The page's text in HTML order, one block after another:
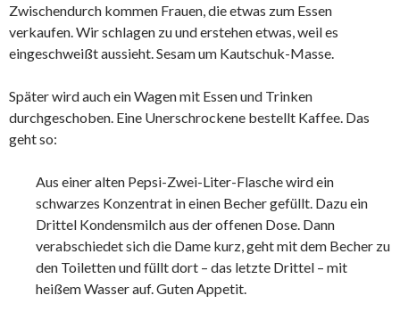
Zwischendurch kommen Frauen, die etwas zum Essen
verkaufen. Wir schlagen zu und erstehen etwas, weil es
eingeschweißt aussieht. Sesam um Kautschuk-Masse.
Später wird auch ein Wagen mit Essen und Trinken
durchgeschoben. Eine Unerschrockene bestellt Kaffee. Das
geht so:
Aus einer alten Pepsi-Zwei-Liter-Flasche wird ein
schwarzes Konzentrat in einen Becher gefüllt. Dazu ein
Drittel Kondensmilch aus der offenen Dose. Dann
verabschiedet sich die Dame kurz, geht mit dem Becher zu
den Toiletten und füllt dort – das letzte Drittel – mit
heißem Wasser auf. Guten Appetit.